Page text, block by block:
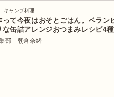
キャンプ料理
って今夜はおそとごはん。ベラン
な缶詰アレンジおつまみレシピ4種
部 朝倉奈緒